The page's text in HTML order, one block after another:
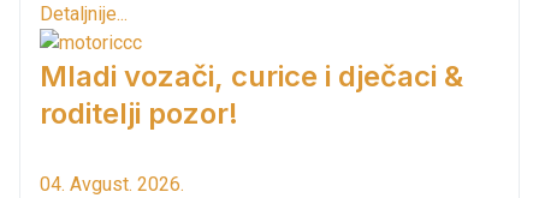
Detaljnije...
Mladi vozači, curice i dječaci &
roditelji pozor!
04. Avgust. 2026.